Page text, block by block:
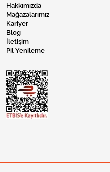
Hakkımızda
Mağazalarımız
Kariyer
Blog
İletişim
Pil Yenileme